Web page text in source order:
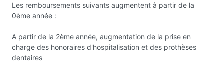
Les remboursements suivants augmentent à partir de la
0ème année :
A partir de la 2ème année, augmentation de la prise en
charge des honoraires d'hospitalisation et des prothèses
dentaires